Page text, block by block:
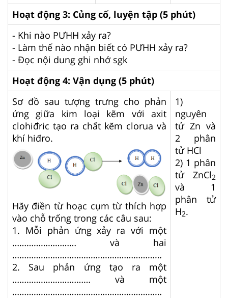
Hoạt động 3: Củng cố, luyện tập (5 phút)
- Khi nào PƯHH xảy ra?
- Làm thế nào nhận biết có PƯHH xảy ra?
- Đọc nội dung ghi nhớ sgk
Hoạt động 4: Vận dụng (5 phút)
Sơ đồ sau tượng trưng cho phản
ứng giữa kim loại kẽm với axit
clohiđric tạo ra chất kẽm clorua và
khí hiđro.
Hãy điền từ hoạc cụm từ thích hợp
vào chỗ trống trong các câu sau:
1. Mỗi phản ứng xảy ra với một
……………………… và hai
………………………………………………………
2. Sau phản ứng tạo ra một
…………………………… và một
………………………………………………………
1)
nguyên
tử Zn và
2 phân
tử HCl
2) 1 phân
tử ZnCl2
và 1
phân tử
H2.